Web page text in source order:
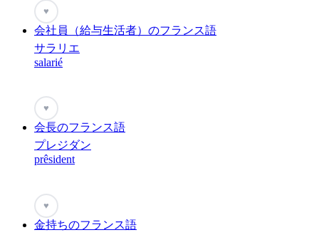
♥
会社員（給与生活者）のフランス語
サラリエ
salarié
♥
会長のフランス語
プレジダン
prêsident
♥
金持ちのフランス語